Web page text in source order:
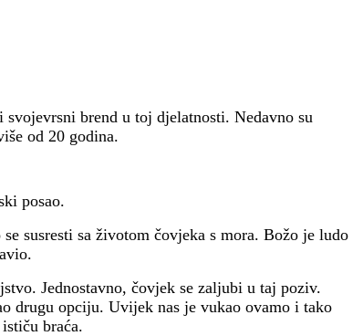
brend u toj djelatnosti. Nedavno su
od 20 godina.
posao.
susresti sa životom čovjeka s mora. Božo je ludo
Jednostavno, čovjek se zaljubi u taj poziv.
drugu opciju. Uvijek nas je vukao ovamo i tako
braća.